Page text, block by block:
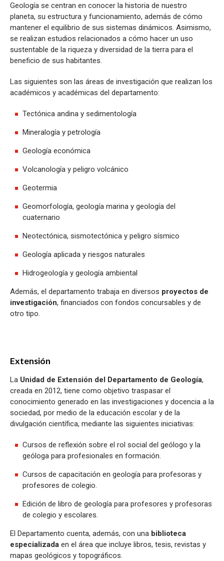
Geología se centran en conocer la historia de nuestro
planeta, su estructura y funcionamiento, además de cómo
mantener el equilibrio de sus sistemas dinámicos. Asimismo,
se realizan estudios relacionados a cómo hacer un uso
sustentable de la riqueza y diversidad de la tierra para el
beneficio de sus habitantes.
Las siguientes son las áreas de investigación que realizan los
académicos y académicas del departamento:
Tectónica andina y sedimentología
Mineralogía y petrología
Geología económica
Volcanología y peligro volcánico
Geotermia
Geomorfología, geología marina y geología del
cuaternario
Neotectónica, sismotectónica y peligro sísmico
Geología aplicada y riesgos naturales
Hidrogeología y geología ambiental
Además, el departamento trabaja en diversos proyectos de
investigación, financiados con fondos concursables y de
otro tipo.
Extensión
La Unidad de Extensión del Departamento de Geología,
creada en 2012, tiene como objetivo traspasar el
conocimiento generado en las investigaciones y docencia a la
sociedad, por medio de la educación escolar y de la
divulgación científica, mediante las siguientes iniciativas:
Cursos de reflexión sobre el rol social del geólogo y la
geóloga para profesionales en formación.
Cursos de capacitación en geología para profesoras y
profesores de colegio.
Edición de libro de geología para profesores y profesoras
de colegio y escolares.
El Departamento cuenta, además, con una biblioteca
especializada en el área que incluye libros, tesis, revistas y
mapas geológicos y topográficos.